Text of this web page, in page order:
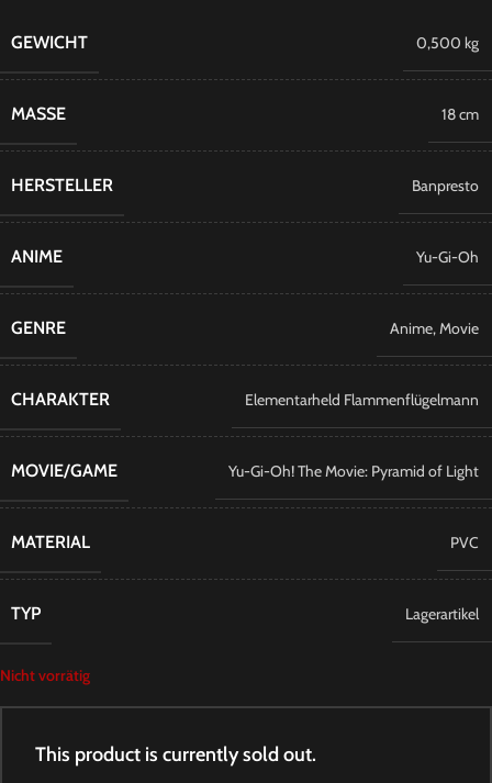
GEWICHT 0,500 kg
MASSE 18 cm
HERSTELLER Banpresto
ANIME Yu-Gi-Oh
GENRE Anime,Movie
CHARAKTER Elementarheld Flammenflügelmann
MOVIE/GAME Yu-Gi-Oh! The Movie: Pyramid of Light
MATERIAL PVC
TYP Lagerartikel
Nicht vorrätig
This product is currently sold out.